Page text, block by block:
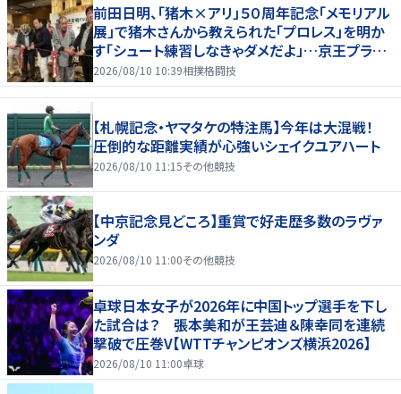
前田日明、「猪木×アリ」５０周年記念「メモリアル
展」で猪木さんから教えられた「プロレス」を明か
す「シュート練習しなきゃダメだよ」…京王プラザ
ホテルで３１日まで
2026/08/10 10:39相撲格闘技
【札幌記念・ヤマタケの特注馬】今年は大混戦！
圧倒的な距離実績が心強いシェイクユアハート
2026/08/10 11:15その他競技
【中京記念見どころ】重賞で好走歴多数のラヴァ
ンダ
2026/08/10 11:00その他競技
卓球日本女子が2026年に中国トップ選手を下し
た試合は？ 張本美和が王芸迪＆陳幸同を連続
撃破で圧巻V【WTTチャンピオンズ横浜2026】
2026/08/10 11:00卓球